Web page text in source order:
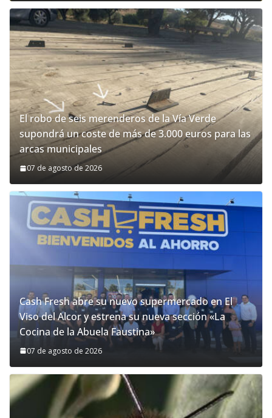
El robo de seis merenderos de la Vía Verde
supondrá un coste de más de 3.000 euros para las
arcas municipales
07 de agosto de 2026
Cash Fresh abre su nuevo supermercado en El
Viso del Alcor y estrena su nueva sección «La
Cocina de la Abuela Faustina»
07 de agosto de 2026